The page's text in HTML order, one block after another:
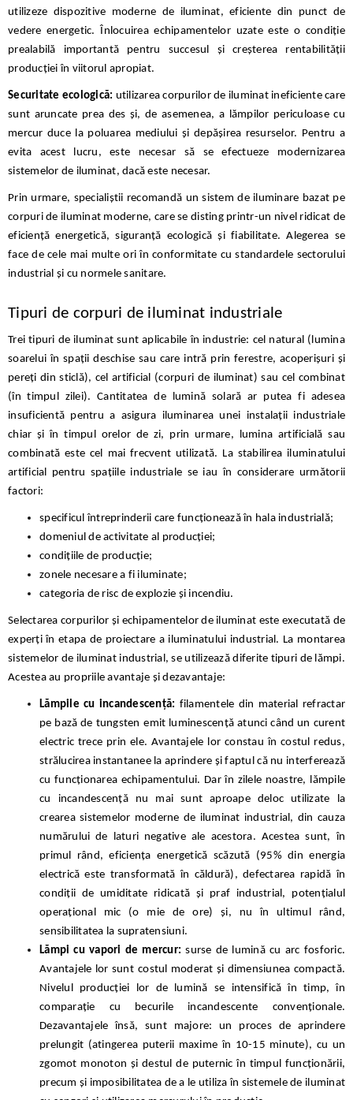
utilizeze dispozitive moderne de iluminat, eficiente din punct de
vedere energetic. Înlocuirea echipamentelor uzate este o condiție
prealabilă importantă pentru succesul și creșterea rentabilității
producției în viitorul apropiat.
Securitate ecologică: utilizarea corpurilor de iluminat ineficiente care
sunt aruncate prea des și, de asemenea, a lămpilor periculoase cu
mercur duce la poluarea mediului și depășirea resurselor. Pentru a
evita acest lucru, este necesar să se efectueze modernizarea
sistemelor de iluminat, dacă este necesar.
Prin urmare, specialiștii recomandă un sistem de iluminare bazat pe
corpuri de iluminat moderne, care se disting printr-un nivel ridicat de
eficiență energetică, siguranță ecologică și fiabilitate. Alegerea se
face de cele mai multe ori în conformitate cu standardele sectorului
industrial și cu normele sanitare.
Tipuri de corpuri de iluminat industriale
Trei tipuri de iluminat sunt aplicabile în industrie: cel natural (lumina
soarelui în spații deschise sau care intră prin ferestre, acoperișuri și
pereți din sticlă), cel artificial (corpuri de iluminat) sau cel combinat
(în timpul zilei). Cantitatea de lumină solară ar putea fi adesea
insuficientă pentru a asigura iluminarea unei instalații industriale
chiar și în timpul orelor de zi, prin urmare, lumina artificială sau
combinată este cel mai frecvent utilizată. La stabilirea iluminatului
artificial pentru spațiile industriale se iau în considerare următorii
factori:
specificul întreprinderii care funcționează în hala industrială;
domeniul de activitate al producției;
condițiile de producție;
zonele necesare a fi iluminate;
categoria de risc de explozie și incendiu.
Selectarea corpurilor și echipamentelor de iluminat este executată de
experți în etapa de proiectare a iluminatului industrial. La montarea
sistemelor de iluminat industrial, se utilizează diferite tipuri de lămpi.
Acestea au propriile avantaje și dezavantaje:
Lămpile cu incandescență: filamentele din material refractar
pe bază de tungsten emit luminescență atunci când un curent
electric trece prin ele. Avantajele lor constau în costul redus,
strălucirea instantanee la aprindere și faptul că nu interferează
cu funcționarea echipamentului. Dar în zilele noastre, lămpile
cu incandescență nu mai sunt aproape deloc utilizate la
crearea sistemelor moderne de iluminat industrial, din cauza
numărului de laturi negative ale acestora. Acestea sunt, în
primul rând, eficiența energetică scăzută (95% din energia
electrică este transformată în căldură), defectarea rapidă în
condiții de umiditate ridicată și praf industrial, potențialul
operațional mic (o mie de ore) și, nu în ultimul rând,
sensibilitatea la supratensiuni.
Lămpi cu vapori de mercur: surse de lumină cu arc fosforic.
Avantajele lor sunt costul moderat și dimensiunea compactă.
Nivelul producției lor de lumină se intensifică în timp, în
comparație cu becurile incandescente convenționale.
Dezavantajele însă, sunt majore: un proces de aprindere
prelungit (atingerea puterii maxime în 10-15 minute), cu un
zgomot monoton și destul de puternic în timpul funcționării,
precum și imposibilitatea de a le utiliza în sistemele de iluminat